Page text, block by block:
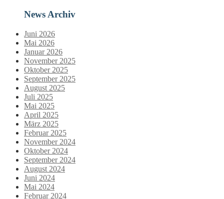
News Archiv
Juni 2026
Mai 2026
Januar 2026
November 2025
Oktober 2025
September 2025
August 2025
Juli 2025
Mai 2025
April 2025
März 2025
Februar 2025
November 2024
Oktober 2024
September 2024
August 2024
Juni 2024
Mai 2024
Februar 2024